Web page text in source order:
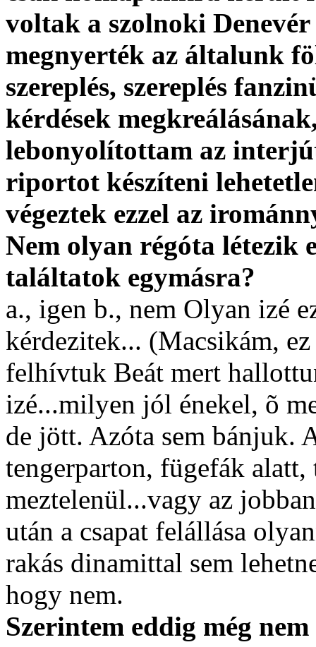
voltak a szolnoki Denevér
megnyerték az általunk
szereplés, szereplés
kérdések
lebonyolítottam az
riportot készíteni
végeztek ezzel az
Nem olyan régóta létezik
találtatok egymásra?
a., igen b., nem Olyan izé
kérdezitek... (Macsikám,
felhívtuk Beát mert
izé...milyen jól énekel, õ
de jött. Azóta sem bánjuk.
tengerparton, fügefák alatt,
meztelenül...vagy az
után a csapat felállása
rakás dinamittal sem
hogy nem.
Szerintem eddig még